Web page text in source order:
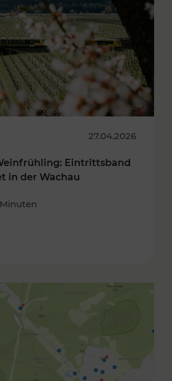
27.04.2026
Eintrittsband
in der Wachau